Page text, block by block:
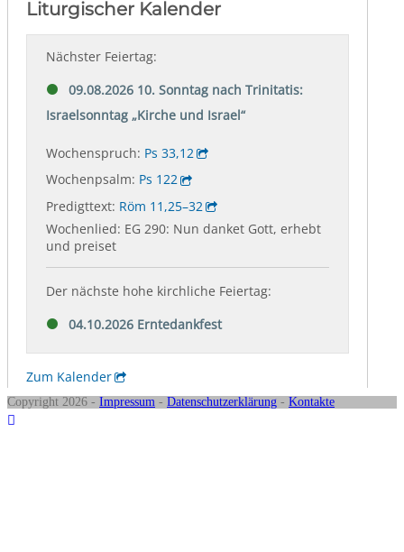
Copyright 2026 - Impressum - Datenschutzerklärung - Kontakte